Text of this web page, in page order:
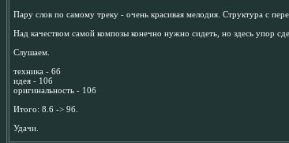
Пару слов по самому треку - очень красивая мелодия. Структура с
Над качеством самой композы конечно нужно сидеть, но здесь упор
Слушаем.
техника - 6б
идея - 10б
оригинальность - 10б
Итого: 8.6 -> 9б.
Удачи.